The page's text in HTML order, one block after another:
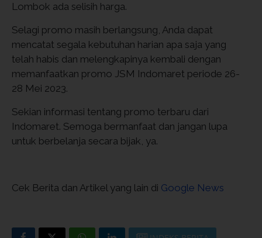
Lombok ada selisih harga.
Selagi promo masih berlangsung, Anda dapat
mencatat segala kebutuhan harian apa saja yang
telah habis dan melengkapinya kembali dengan
memanfaatkan promo JSM Indomaret periode 26-
28 Mei 2023.
Sekian informasi tentang promo terbaru dari
Indomaret. Semoga bermanfaat dan jangan lupa
untuk berbelanja secara bijak, ya.
Cek Berita dan Artikel yang lain di Google News